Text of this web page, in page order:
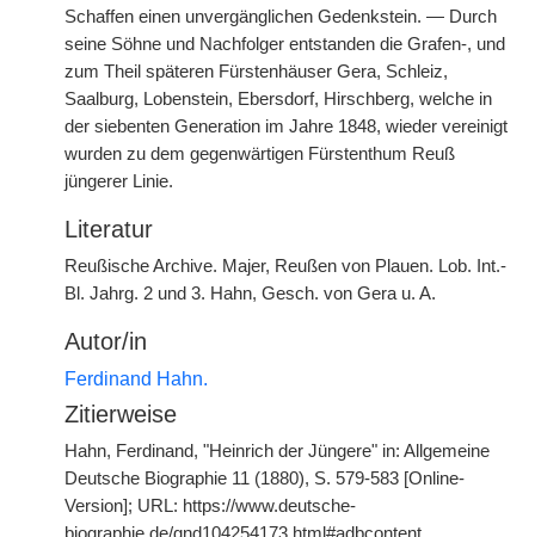
Schaffen einen unvergänglichen Gedenkstein. — Durch
seine Söhne und Nachfolger entstanden die Grafen-, und
zum Theil späteren Fürstenhäuser Gera, Schleiz,
Saalburg, Lobenstein, Ebersdorf, Hirschberg, welche in
der siebenten Generation im Jahre 1848, wieder vereinigt
wurden zu dem gegenwärtigen Fürstenthum Reuß
jüngerer Linie.
Literatur
Reußische Archive. Majer, Reußen von Plauen. Lob. Int.-
Bl. Jahrg. 2 und 3. Hahn, Gesch. von Gera u. A.
Autor/in
Ferdinand Hahn.
Zitierweise
Hahn, Ferdinand, "Heinrich der Jüngere" in: Allgemeine
Deutsche Biographie 11 (1880), S. 579-583 [Online-
Version]; URL: https://www.deutsche-